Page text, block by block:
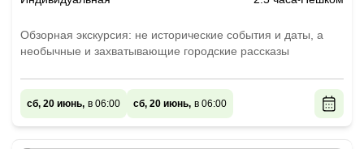
Обзорная экскурсия: не исторические события и даты, а
необычные и захватывающие городские рассказы
сб, 20 июнь, в 06:00 сб, 20 июнь, в 06:00